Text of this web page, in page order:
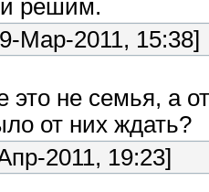
и решим.
Мар-2011, 15:38]
это не семья, а
от них ждать?
2011, 19:23]